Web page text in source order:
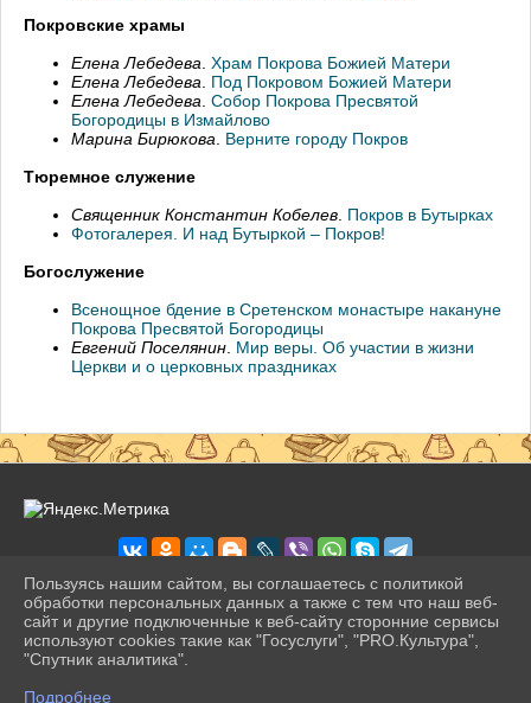
Покровские храмы
Елена Лебедева Храм Покрова Божией Матери
Елена Лебедева
Под Покровом Божией Матери
Елена Лебедева Собор Покрова Пресвятой
Богородицы в Измайлово
Марина Бирюкова
Верните городу Покров
Тюремное служение
Священник Константин Кобелев Покров в Бутырках
Фотогалерея. И над Бутыркой – Покров!
Богослужение
Всенощное бдение в Сретенском монастыре накануне
Покрова Пресвятой Богородицы
Евгений Поселянин Мир веры. Об участии в жизни
Церкви и о церковных праздниках
2026 г. pravogimn.ru
Вход
Карта сайта
Пользуясь нашим сайтом, вы соглашаетесь с политикой
обработки персональных данных а также с тем что наш веб-
сайт и другие подключенные к веб-сайту сторонние сервисы
используют cookies такие как "Госуслуги", "PRO.Культура",
"Спутник аналитика".
Подробнее